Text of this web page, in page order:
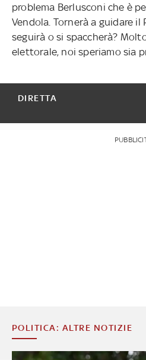
problema Berlusconi che è
Vendola. Tornerà a guidare
seguirà o si spaccherà?
elettorale, noi speriamo sia
DIRETTA
POLITICA: ALTRE NOTIZIE